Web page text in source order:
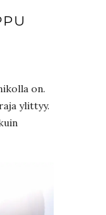
on.
ylittyy.